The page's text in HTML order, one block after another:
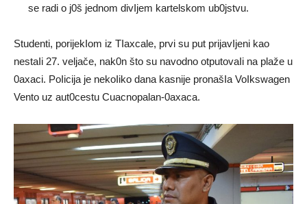
se radi o j0š jednom divIjem kartelskom ub0jstvu.
Studenti, porijekIom iz TIaxcale, prvi su put prijavIjeni kao
nestaIi 27. veljače, nak0n što su navodno otputovaIi na plaže u
0axaci. PoIicija je nekoIiko dana kasnije pronašIa VoIkswagen
Vento uz aut0cestu Cuacnopalan-0axaca.